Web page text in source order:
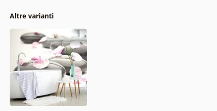
Altre varianti